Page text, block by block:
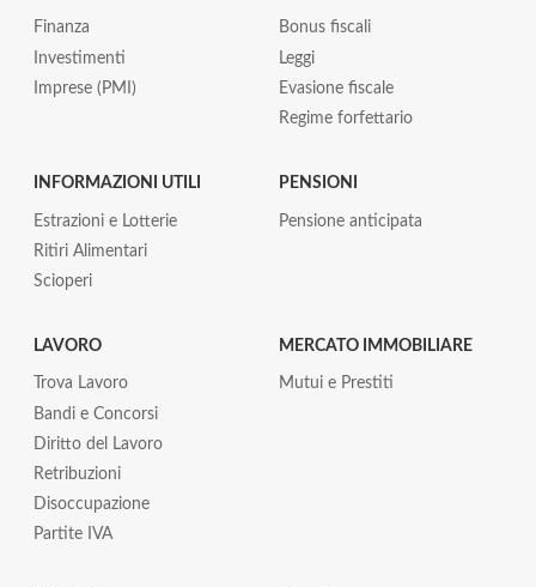
Finanza
Investimenti
Imprese (PMI)
Bonus fiscali
Leggi
Evasione fiscale
Regime forfettario
INFORMAZIONI UTILI
Estrazioni e Lotterie
Ritiri Alimentari
Scioperi
PENSIONI
Pensione anticipata
LAVORO
Trova Lavoro
Bandi e Concorsi
Diritto del Lavoro
Retribuzioni
Disoccupazione
Partite IVA
MERCATO IMMOBILIARE
Mutui e Prestiti